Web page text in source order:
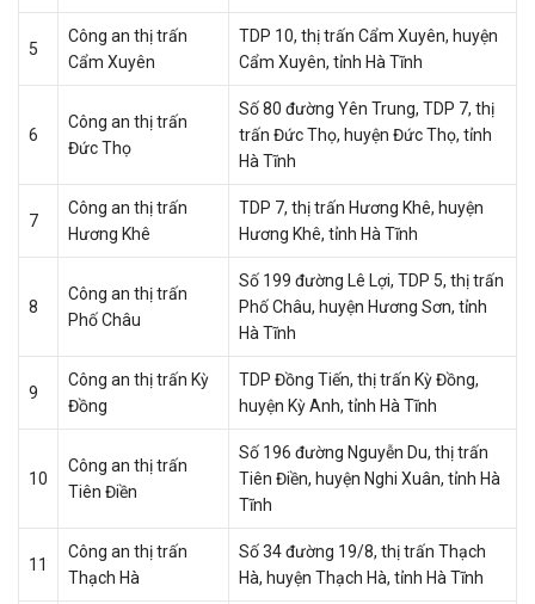
5
Công an thị trấn
Cẩm Xuyên
TDP 10, thị trấn Cẩm Xuyên, huyện
Cẩm Xuyên, tỉnh Hà Tĩnh
6
Công an thị trấn
Đức Thọ
Số 80 đường Yên Trung, TDP 7, thị
trấn Đức Thọ, huyện Đức Thọ, tỉnh
Hà Tĩnh
7
Công an thị trấn
Hương Khê
TDP 7, thị trấn Hương Khê, huyện
Hương Khê, tỉnh Hà Tĩnh
8
Công an thị trấn
Phố Châu
Số 199 đường Lê Lợi, TDP 5, thị trấn
Phố Châu, huyện Hương Sơn, tỉnh
Hà Tĩnh
9
Công an thị trấn Kỳ
Đồng
TDP Đồng Tiến, thị trấn Kỳ Đồng,
huyện Kỳ Anh, tỉnh Hà Tĩnh
10
Công an thị trấn
Tiên Điền
Số 196 đường Nguyễn Du, thị trấn
Tiên Điền, huyện Nghi Xuân, tỉnh Hà
Tĩnh
11
Công an thị trấn
Thạch Hà
Số 34 đường 19/8, thị trấn Thạch
Hà, huyện Thạch Hà, tỉnh Hà Tĩnh